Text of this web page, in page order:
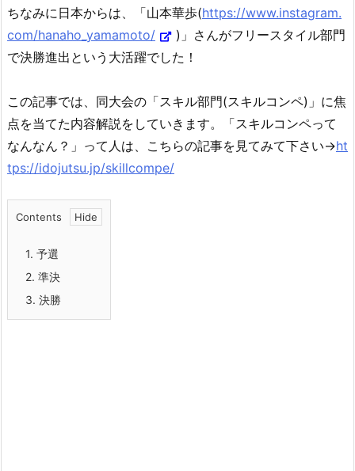
ちなみに日本からは、「山本華歩(https://www.instagram.
com/hanaho_yamamoto/
)」さんがフリースタイル部門
で決勝進出という大活躍でした！
この記事では、同大会の「スキル部門(スキルコンペ)」に焦
点を当てた内容解説をしていきます。「スキルコンペって
なんなん？」って人は、こちらの記事を見てみて下さい→ht
tps://idojutsu.jp/skillcompe/
Contents
1. 予選
2. 準決
3. 決勝